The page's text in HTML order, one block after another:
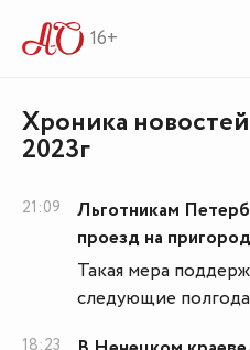
16+
Хроника новостей
2023г
21:09
Льготникам
проезд на
Такая мера
следующие
18:23